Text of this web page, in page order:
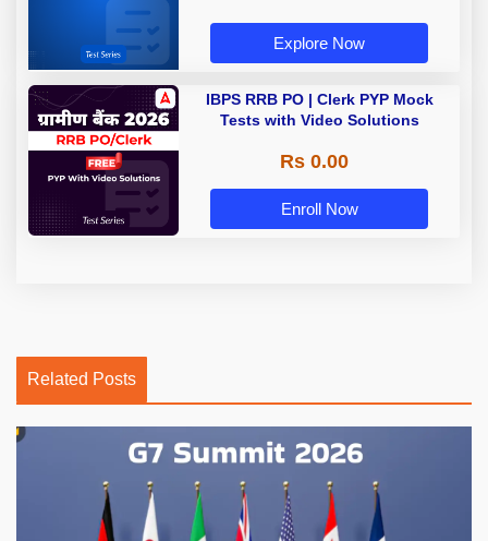
Explore Now
IBPS RRB PO | Clerk PYP Mock
Tests with Video Solutions
Rs 0.00
Enroll Now
Related Posts